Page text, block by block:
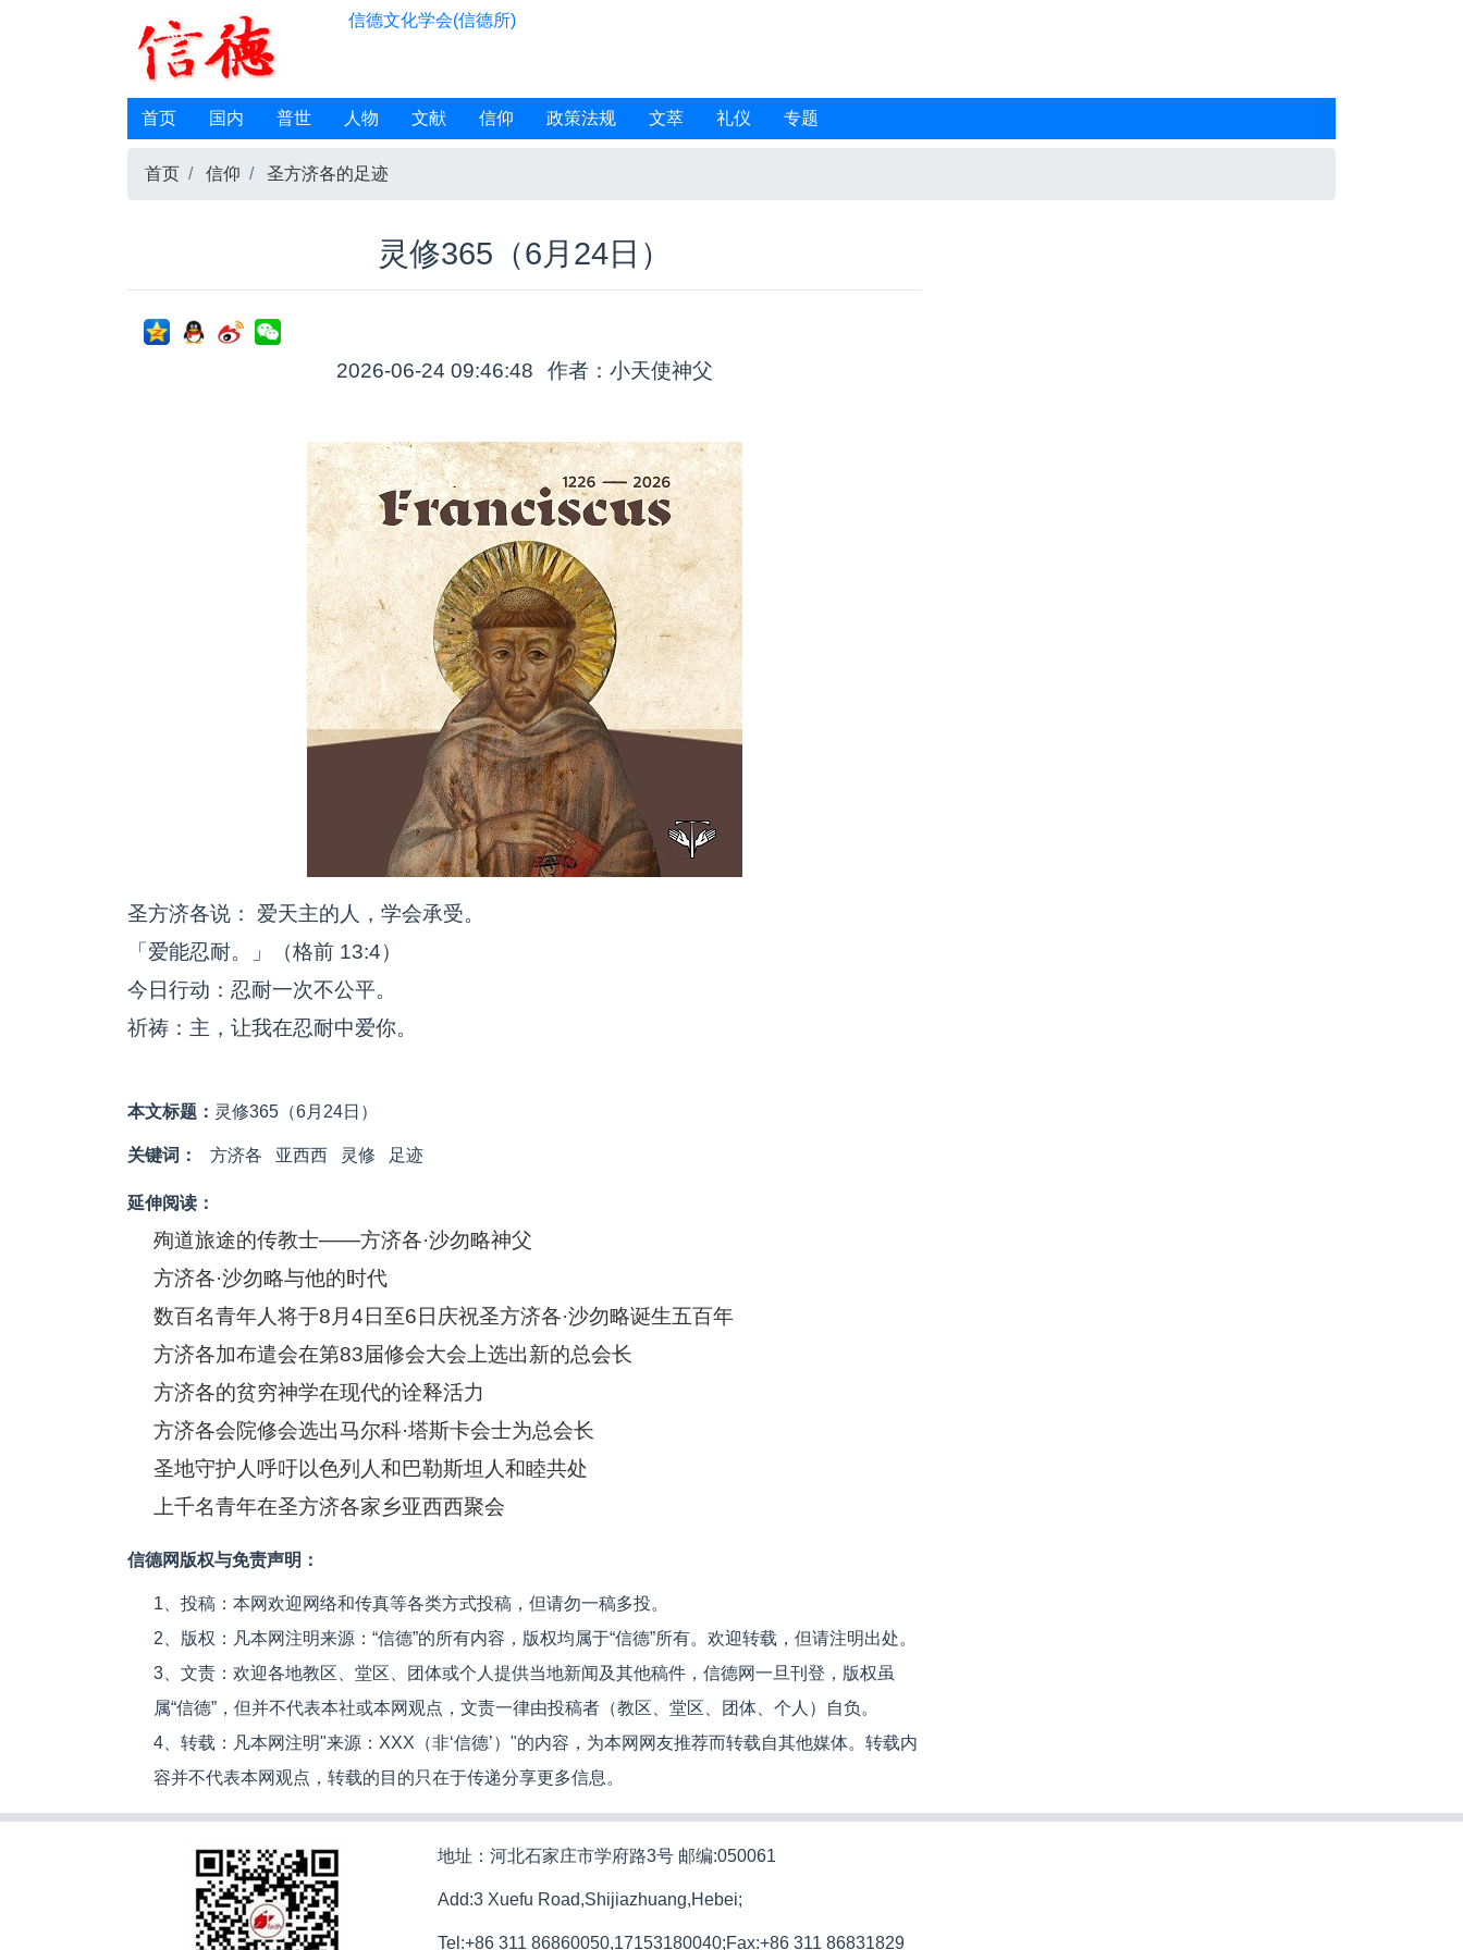
信德文化学会(信德所)
首页 国内 普世 人物 文献 信仰 政策法规 文萃 礼仪 专题
首页 信仰 圣方济各的足迹
灵修365（6月24日）
2026-06-24 09:46:48 作者：小天使神父
圣方济各说： 爱天主的人，学会承受。
「爱能忍耐。」（格前 13:4）
今日行动：忍耐一次不公平。
祈祷：主，让我在忍耐中爱你。
本文标题： 灵修365（6月24日）
关键词： 方济各 亚西西 灵修 足迹
延伸阅读：
殉道旅途的传教士——方济各·沙勿略神父
方济各·沙勿略与他的时代
数百名青年人将于8月4日至6日庆祝圣方济各·沙勿略诞生五百年
方济各加布遣会在第83届修会大会上选出新的总会长
方济各的贫穷神学在现代的诠释活力
方济各会院修会选出马尔科·塔斯卡会士为总会长
圣地守护人呼吁以色列人和巴勒斯坦人和睦共处
上千名青年在圣方济各家乡亚西西聚会
信德网版权与免责声明：
1、投稿：本网欢迎网络和传真等各类方式投稿，但请勿一稿多投。
2、版权：凡本网注明来源：“信德”的所有内容，版权均属于“信德”所有。欢迎转载，但请注明出处。
3、文责：欢迎各地教区、堂区、团体或个人提供当地新闻及其他稿件，信德网一旦刊登，版权虽
属“信德”，但并不代表本社或本网观点，文责一律由投稿者（教区、堂区、团体、个人）自负。
4、转载：凡本网注明"来源：XXX（非‘信德’）"的内容，为本网网友推荐而转载自其他媒体。转载内
容并不代表本网观点，转载的目的只在于传递分享更多信息。
地址：河北石家庄市学府路3号 邮编:050061
Add:3 Xuefu Road,Shijiazhuang,Hebei;
Tel:+86 311 86860050,17153180040;Fax:+86 311 86831829